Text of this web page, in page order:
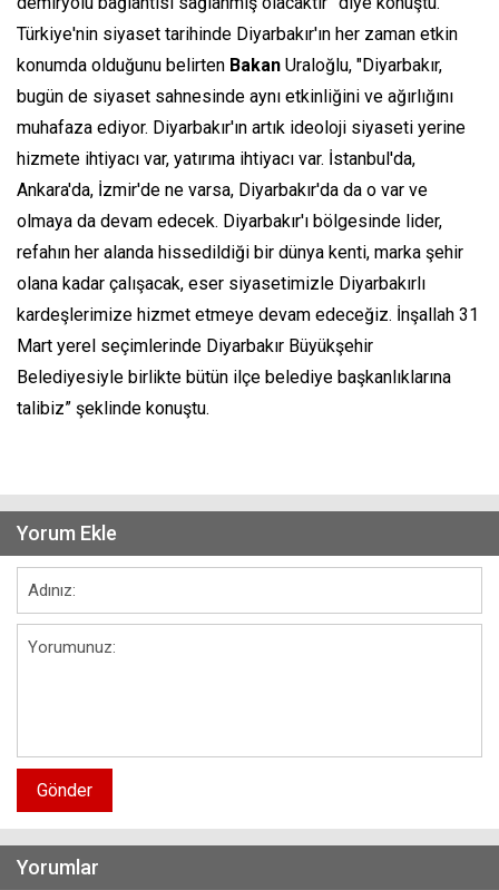
Türkiye'nin siyaset tarihinde Diyarbakır'ın her zaman etkin
konumda olduğunu belirten Bakan Uraloğlu, "Diyarbakır,
bugün de siyaset sahnesinde aynı etkinliğini ve ağırlığını
muhafaza ediyor. Diyarbakır'ın artık ideoloji siyaseti yerine
hizmete ihtiyacı var, yatırıma ihtiyacı var. İstanbul'da,
Ankara'da, İzmir'de ne varsa, Diyarbakır'da da o var ve
olmaya da devam edecek. Diyarbakır'ı bölgesinde lider,
refahın her alanda hissedildiği bir dünya kenti, marka şehir
olana kadar çalışacak, eser siyasetimizle Diyarbakırlı
kardeşlerimize hizmet etmeye devam edeceğiz. İnşallah 31
Mart yerel seçimlerinde Diyarbakır Büyükşehir
Belediyesiyle birlikte bütün ilçe belediye başkanlıklarına
talibiz” şeklinde konuştu.
Yorum Ekle
Gönder
Yorumlar